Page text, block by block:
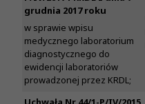
grudnia 2017 roku
w sprawie wpisu
medycznego laboratorium
diagnostycznego do
ewidencji laboratoriów
prowadzonej przez KRDL;